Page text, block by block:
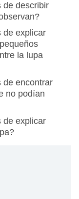
de describir
de explicar
la lupa
de encontrar
no podían
de explicar